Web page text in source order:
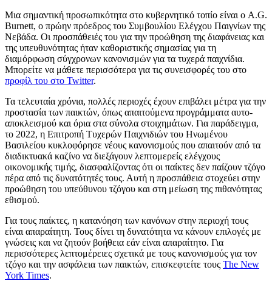
Μια σημαντική προσωπικότητα στο κυβερνητικό τοπίο είναι ο A.G.
Burnett, ο πρώην πρόεδρος του Συμβουλίου Ελέγχου Παιγνίων της
Νεβάδα. Οι προσπάθειές του για την προώθηση της διαφάνειας και
της υπευθυνότητας ήταν καθοριστικής σημασίας για τη
διαμόρφωση σύγχρονων κανονισμών για τα τυχερά παιχνίδια.
Μπορείτε να μάθετε περισσότερα για τις συνεισφορές του στο
προφίλ του στο Twitter.
Τα τελευταία χρόνια, πολλές περιοχές έχουν επιβάλει μέτρα για την
προστασία των παικτών, όπως απαιτούμενα προγράμματα αυτο-
αποκλεισμού και όρια στα σύνολα στοιχημάτων. Για παράδειγμα,
το 2022, η Επιτροπή Τυχερών Παιχνιδιών του Ηνωμένου
Βασιλείου κυκλοφόρησε νέους κανονισμούς που απαιτούν από τα
διαδικτυακά καζίνο να διεξάγουν λεπτομερείς ελέγχους
οικονομικής τιμής, διασφαλίζοντας ότι οι παίκτες δεν παίζουν τζόγο
πέρα ​​από τις δυνατότητές τους. Αυτή η προσπάθεια στοχεύει στην
προώθηση του υπεύθυνου τζόγου και στη μείωση της πιθανότητας
εθισμού.
Για τους παίκτες, η κατανόηση των κανόνων στην περιοχή τους
είναι απαραίτητη. Τους δίνει τη δυνατότητα να κάνουν επιλογές με
γνώσεις και να ζητούν βοήθεια εάν είναι απαραίτητο. Για
περισσότερες λεπτομέρειες σχετικά με τους κανονισμούς για τον
τζόγο και την ασφάλεια των παικτών, επισκεφτείτε τους The New
York Times.